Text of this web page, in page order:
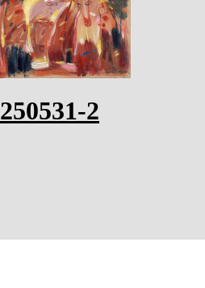
250531-2